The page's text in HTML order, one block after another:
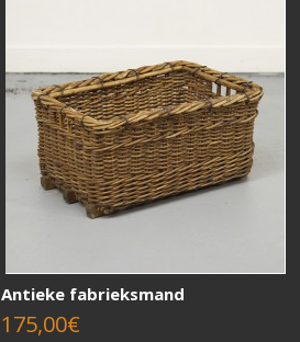
Antieke fabrieksmand
175,00€